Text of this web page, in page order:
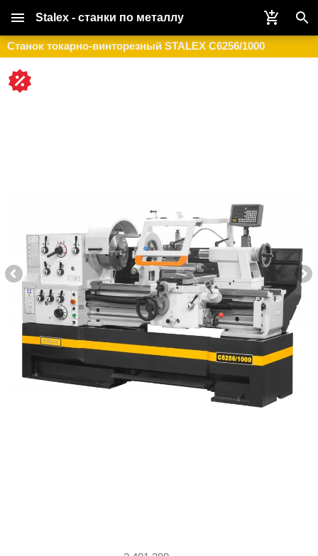
Stalex - станки по металлу
Станок токарно-винторезный STALEX C6256/1000